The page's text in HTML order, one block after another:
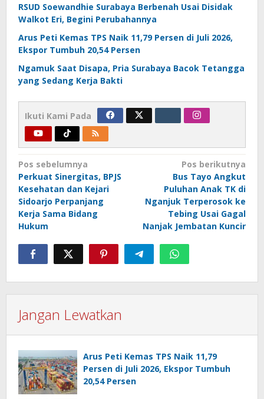
RSUD Soewandhie Surabaya Berbenah Usai Disidak
Walkot Eri, Begini Perubahannya
Arus Peti Kemas TPS Naik 11,79 Persen di Juli 2026,
Ekspor Tumbuh 20,54 Persen
Ngamuk Saat Disapa, Pria Surabaya Bacok Tetangga
yang Sedang Kerja Bakti
Ikuti Kami Pada
Navigasi
pos
Pos sebelumnya
Perkuat Sinergitas, BPJS
Kesehatan dan Kejari
Sidoarjo Perpanjang
Kerja Sama Bidang
Hukum
Pos berikutnya
Bus Tayo Angkut
Puluhan Anak TK di
Nganjuk Terperosok ke
Tebing Usai Gagal
Nanjak Jembatan Kuncir
Jangan Lewatkan
Arus Peti Kemas TPS Naik 11,79
Persen di Juli 2026, Ekspor Tumbuh
20,54 Persen